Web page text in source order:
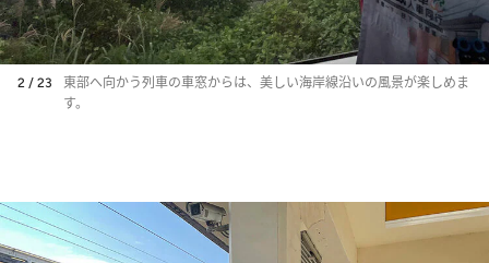
2 / 23
東部へ向かう列車の車窓からは、美しい海岸線沿いの風景が楽しめま
す。